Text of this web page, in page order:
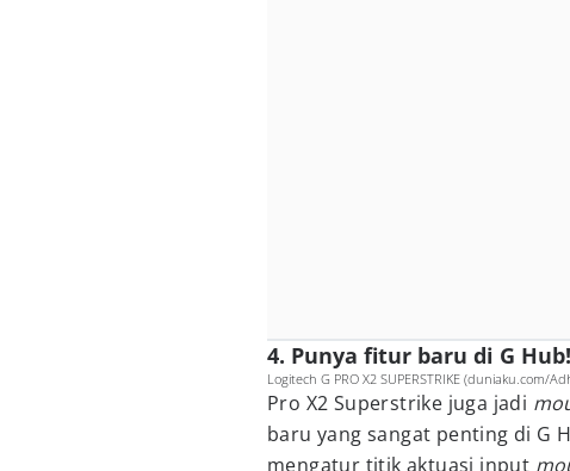
4. Punya fitur baru di G Hub!
Logitech G PRO X2 SUPERSTRIKE (duniaku.com/
Pro X2 Superstrike juga jadi
baru yang sangat penting di G
mengatur titik aktuasi input